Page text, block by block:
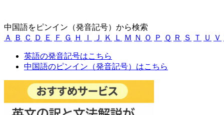
中国語をピンイン（発音記号）から検索
Ａ
Ｂ Ｃ Ｄ Ｅ Ｆ Ｇ Ｈ Ｉ Ｊ Ｋ Ｌ Ｍ Ｎ Ｏ Ｐ Ｑ Ｒ Ｓ Ｔ Ｕ Ｖ
英語の発音記号はこちら
中国語のピンイン（発音記号）はこちら